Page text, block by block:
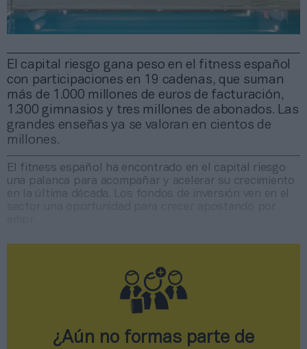
El capital riesgo gana peso en el fitness español
con participaciones en 19 cadenas, que suman
más de 1.000 millones de euros de facturación,
1.300 gimnasios y tres millones de abonados. Las
grandes enseñas ya se valoran en cientos de
millones.
El fitness español ha encontrado en el capital riesgo
una palanca para acompañar y acelerar su crecimiento
en la última década. Los fondos de inversión ven en el
¿Aún no formas parte de